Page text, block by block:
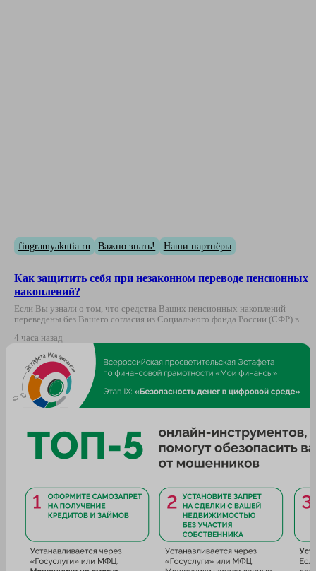
fingramyakutia.ru Важно знать! Наши партнёры
Как защитить себя при незаконном переводе пенсионных
накоплений?
Если Вы узнали о том, что средства Ваших пенсионных накоплений
переведены без Вашего согласия из Социального фонда России (СФР) в…
4 часа назад